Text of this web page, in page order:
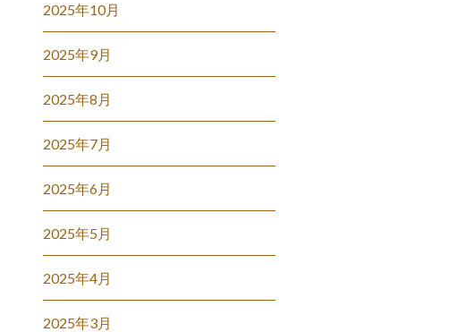
2025年10月
2025年9月
2025年8月
2025年7月
2025年6月
2025年5月
2025年4月
2025年3月